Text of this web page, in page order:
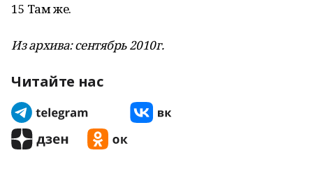
15 Там же.
Из архива: сентябрь 2010г.
Читайте нас